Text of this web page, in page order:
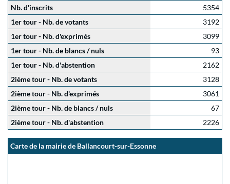
Nb. d'inscrits
5354
1er tour - Nb. de votants
3192
1er tour - Nb. d'exprimés
3099
1er tour - Nb. de blancs / nuls
93
1er tour - Nb. d'abstention
2162
2ième tour - Nb. de votants
3128
2ième tour - Nb. d'exprimés
3061
2ième tour - Nb. de blancs / nuls
67
2ième tour - Nb. d'abstention
2226
Carte de la mairie de Ballancourt-sur-Essonne